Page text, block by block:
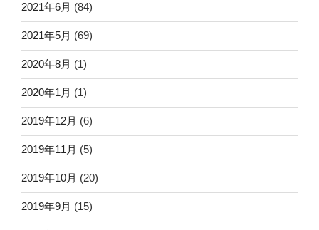
2021年6月 (84)
2021年5月 (69)
2020年8月 (1)
2020年1月 (1)
2019年12月 (6)
2019年11月 (5)
2019年10月 (20)
2019年9月 (15)